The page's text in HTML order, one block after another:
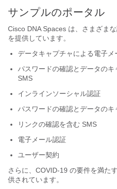
サンプルのポータル
Cisco DNA Spaces は、さまざま
を提供しています。
データキャプチャによる電子メ
パスワードの確認とデータの
SMS
インラインソーシャル認証
パスワードの確認とデータの
リンクの確認を含む SMS
電子メール認証
ユーザー契約
さらに、COVID-19 の要件を満た
供されています。